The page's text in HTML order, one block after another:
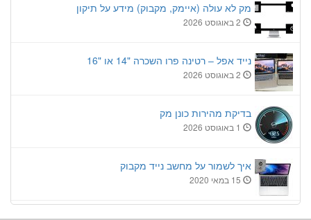
מק לא עולה (איימק, מקבוק) מידע על תיקון
נייד אפל – רטינה פרו השכרה "14 או "16
בדיקת מהירות כונן מק
איך לשמור על מחשב נייד מקבוק